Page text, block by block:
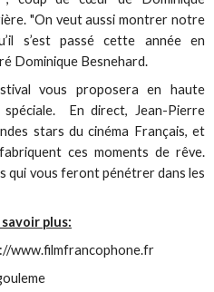
"On veut aussi montrer notre
s’est passé cette année en
Dominique Besnehard.
vous proposera en haute
En direct, Jean-Pierre
stars du cinéma Français, et
ces moments de rêve.
qui vous feront pénétrer dans les
plus:
www.filmfrancophone.fr